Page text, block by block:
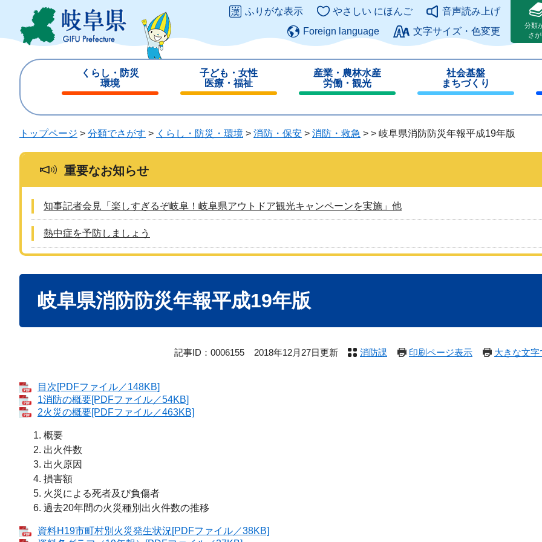
ジ
ュ
このページの本文へ
ふりがな表示 やさしい にほんご
音声読み上げ
Foreign language
文字サイズ・色変更
分類
さ
くらし・防災
環境
じ
子ども・女性
医療・福祉
じ
産業・農林水産
労働・観光
じ
る
社会基盤
まちづくり
じ
る
トップページ > 分類でさがす > くらし・防災・環境 > 消防・保安 > 消防・救急 > > 岐阜県消防防災年報平成19年版
重要なお知らせ
知事記者会見「楽しすぎるぞ岐阜！岐阜県アウトドア観光キャンペーンを実施」他
熱中症を予防しましょう
岐阜県消防防災年報平成19年版
記事ID：0006155 2018年12月27日更新 消防課 印刷ページ表示 大きな文
目次[PDFファイル／148KB]
1消防の概要[PDFファイル／54KB]
2火災の概要[PDFファイル／463KB]
概要
出火件数
出火原因
損害額
火災による死者及び負傷者
過去20年間の火災種別出火件数の推移
資料H19市町村別火災発生状況[PDFファイル／38KB]